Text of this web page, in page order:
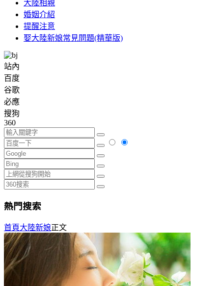
大陸相親
婚姻介紹
提醒注意
娶大陸新娘常見問題(精華版)
站內
百度
谷歌
必應
搜狗
360
熱門搜索
首頁大陸新娘正文